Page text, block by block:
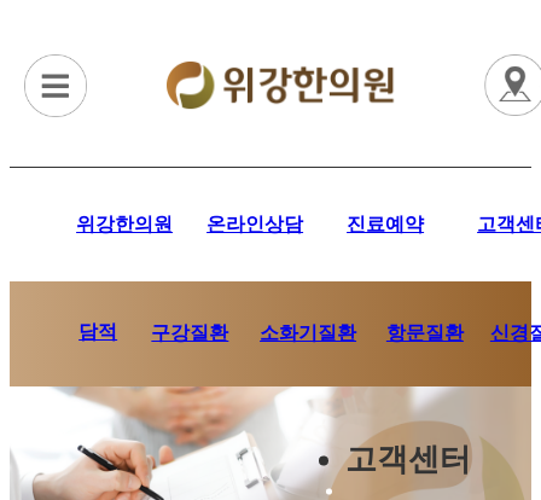
위강한의원 온라인상담 진료예약 고객센
담적 구강질환 소화기질환 항문질환 신경
고객센터